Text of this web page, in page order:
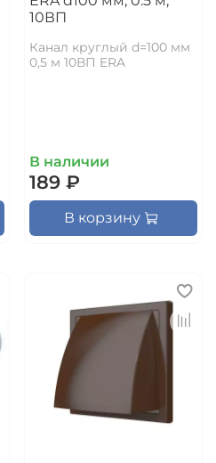
10ВП
Канал круглый d=100 мм
0,5 м 10ВП ERA
В наличии
189 ₽
В корзину